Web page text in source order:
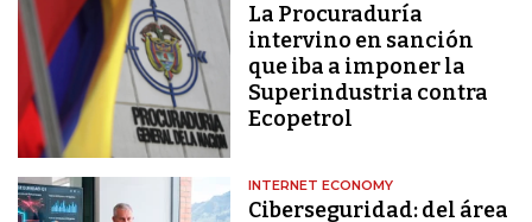
La Procuraduría
intervino en sanción
que iba a imponer la
Superindustria contra
Ecopetrol
INTERNET ECONOMY
Ciberseguridad: del área